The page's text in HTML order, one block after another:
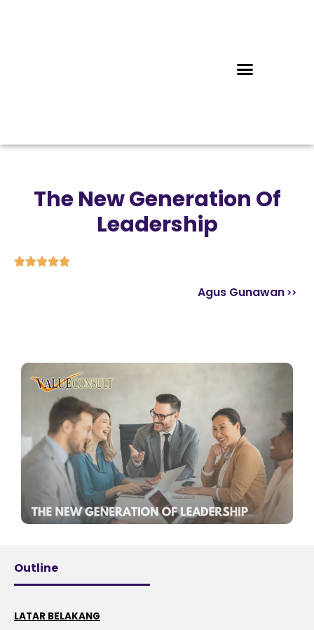
The New Generation Of
Leadership

Agus Gunawan
Outline
LATAR BELAKANG